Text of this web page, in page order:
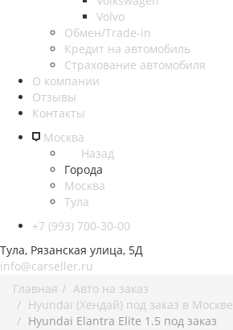
Volvo
Обмен/Trade-in
Кредит на автомобиль
Страхование автомобиля
О компании
Отзывы
Контакты
Москва
Назад
Города
Москва
Тула
+7 (993) 700-30-00
Тула, Рязанская улица, 5Д
info@carseller.ru
Главная
Авто на заказ
Hyundai (Хендай) под заказ в Москве
Hyundai Elantra Elite 1.5 под заказ